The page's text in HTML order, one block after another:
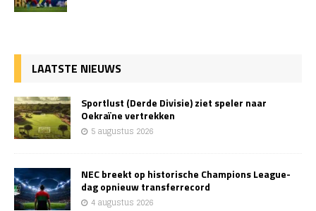
LAATSTE NIEUWS
Sportlust (Derde Divisie) ziet speler naar
Oekraïne vertrekken
5 augustus 2026
NEC breekt op historische Champions League-
dag opnieuw transferrecord
4 augustus 2026